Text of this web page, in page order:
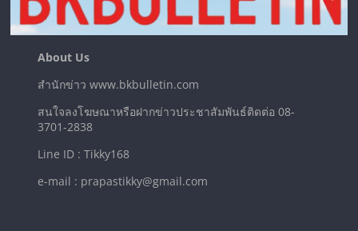
About Us
สำนักข่าว www.bkbulletin.com
สนใจลงโฆษณาหรือฝากข่าวประชาสัมพันธ์ติดต่อ 08-
3701-2838
Line ID : Tikky168
e-mail : prapastikky@gmail.com